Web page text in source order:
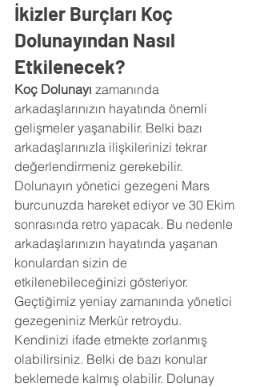
İkizler Burçları Koç
Dolunayından Nasıl
Etkilenecek?
Koç Dolunayı zamanında
arkadaşlarınızın hayatında önemli
gelişmeler yaşanabilir. Belki bazı
arkadaşlarınızla ilişkilerinizi tekrar
değerlendirmeniz gerekebilir.
Dolunayın yönetici gezegeni Mars
burcunuzda hareket ediyor ve 30 Ekim
sonrasında retro yapacak. Bu nedenle
arkadaşlarınızın hayatında yaşanan
konulardan sizin de
etkilenebileceğinizi gösteriyor.
Geçtiğimiz yeniay zamanında yönetici
gezegeniniz Merkür retroydu.
Kendinizi ifade etmekte zorlanmış
olabilirsiniz. Belki de bazı konular
beklemede kalmış olabilir. Dolunay